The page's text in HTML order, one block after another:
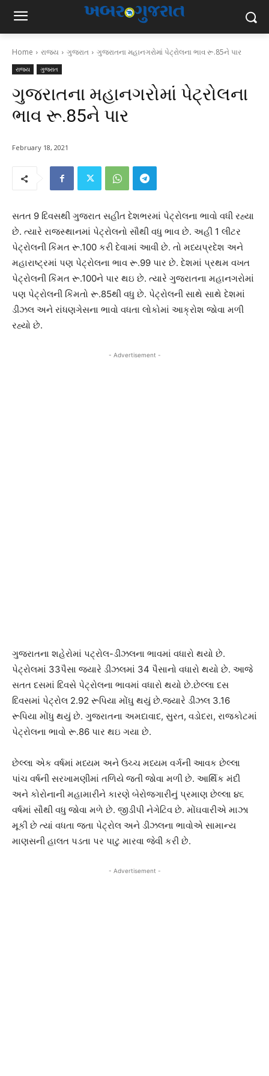
Home રાજ્ય ગુજરાત ગુજરાતના મહાનગરોમાં પેટ્રોલના ભાવ રૂ.85ને પાર
રાજ્ય ગુજરાત
ગુજરાતના મહાનગરોમાં પેટ્રોલના
ભાવ રૂ.85ને પાર
February 18, 2021
સતત 9 દિવસથી ગુજરાત સહીત દેશભરમાં પેટ્રોલના ભાવો વધી રહ્યા
છે. ત્યારે રાજસ્થાનમાં પેટ્રોલનો સૌથી વધુ ભાવ છે. અહી 1 લીટર
પેટ્રોલની કિંમત રૂ.100 કરી દેવામાં આવી છે. તો મધ્યપ્રદેશ અને
મહારાષ્ટ્રમાં પણ પેટ્રોલના ભાવ રૂ.99 પાર છે. દેશમાં પ્રથમ વખત
પેટ્રોલની કિંમત રૂ.100ને પાર થઇ છે. ત્યારે ગુજરાતના મહાનગરોમાં
પણ પેટ્રોલની કિંમતો રૂ.85થી વધુ છે. પેટ્રોલની સાથે સાથે દેશમાં
ડીઝલ અને રાંધણગેસના ભાવો વધતા લોકોમાં આક્રોશ જોવા મળી
રહ્યો છે.
- Advertisement -
ગુજરાતના શહેરોમાં પટ્રોલ-ડીઝલના ભાવમાં વધારો થયો છે.
પેટ્રોલમાં 33પૈસા જયારે ડીઝલમાં 34 પૈસાનો વધારો થયો છે. આજે
સતત દસમાં દિવસે પેટ્રોલના ભાવમાં વધારો થયો છે.છેલ્લા દસ
દિવસમાં પેટ્રોલ 2.92 રૂપિયા મોંઘુ થયું છે.જયારે ડીઝલ 3.16
રૂપિયા મોંધુ થયું છે. ગુજરાતના અમદાવાદ, સુરત, વડોદરા, રાજકોટમાં
પેટ્રોલના ભાવો રૂ.86 પાર થઇ ગયા છે.
છેલ્લા એક વર્ષમાં મધ્યમ અને ઉચ્ચ મધ્યમ વર્ગની આવક છેલ્લા
પાંચ વર્ષની સરખામણીમાં તળિયે જતી જોવા મળી છે. આર્થિક મંદી
અને કોરોનાની મહામારીને કારણે બેરોજગારીનું પ્રમાણ છેલ્લા ૪૬
વર્ષમાં સૌથી વધુ જોવા મળે છે. જીડીપી નેગેટિવ છે. મોંઘવારીએ માઝા
મૂકી છે ત્યાં વધતા જતા પેટ્રોલ અને ડીઝલના ભાવોએ સામાન્ય
માણસની હાલત પડતા પર પાટુ મારવા જેવી કરી છે.
- Advertisement -